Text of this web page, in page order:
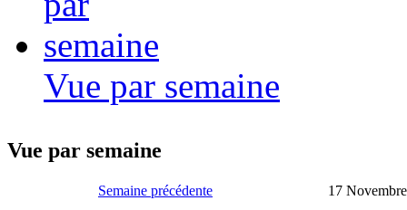
Vue par semaine
Vue par semaine
Semaine précédente 17